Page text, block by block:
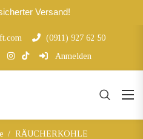
Versand!
(0911) 927 62 50
Anmelden
RÄUCHERKOHLE